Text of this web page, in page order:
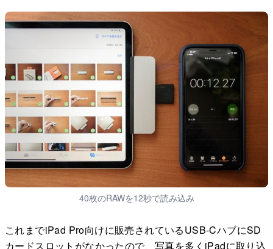
40枚のRAWを12秒で読み込み
これまでiPad Pro向けに販売されているUSB-CハブにSD
カードスロットがなかったので、写真を多くiPadに取り込